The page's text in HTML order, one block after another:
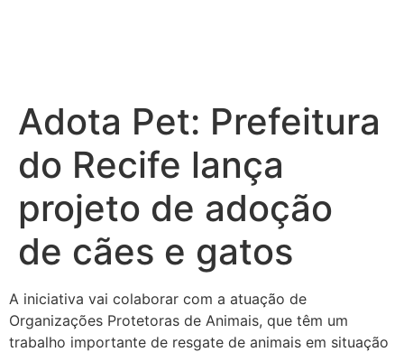
Adota Pet: Prefeitura
do Recife lança
projeto de adoção
de cães e gatos
A iniciativa vai colaborar com a atuação de
Organizações Protetoras de Animais, que têm um
trabalho importante de resgate de animais em situação